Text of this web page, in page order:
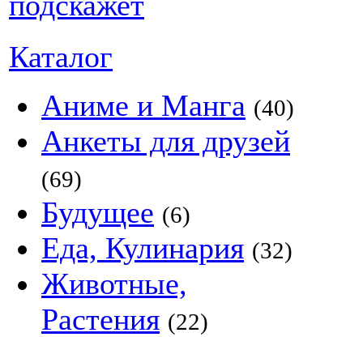
Каталог
Аниме и Манга (40)
Анкеты для друзей
(69)
Будущее (6)
Еда, Кулинария (32)
Животные,
Растения (22)